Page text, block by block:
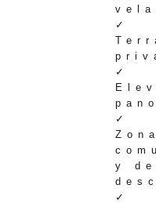
✓
✓
✓
y de
✓